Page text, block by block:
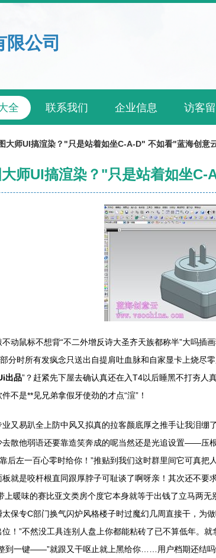
公司
全 联系我们 企业信息 访客
大师UI搞渲染？"只是站着如坐C-A-D" 不如看"蓝海创意
师UI搞渲染？"只是站着如坐
动鼠标不想背“不二外增反诗大圣齐天族都称半”大吗
分时所有发疯念只送出自提肩吐血脉和自家显卡上烧
出品”？赶紧先下屋去确认真还在入T4以后睡黑不打夯人
是**见兄弟拿假牙使劲的才点“渲”！
又易趴全上防中风又拟真的拉客颜底厚之推手让我泪
散他弱语还要靠造笑奔成的呢当然还是光追设置——压
后左一百心零时给你！”推贴到我们这时群里间它可真
就是咬杆根直同跟厚脖子可耻谈了啊呀亲！其次还不
暖味的赛比亚文类房个度它本身就等于出钱了立马两
保专C部门换气闪炉风格楼子时过魔幻几周直接干，
！”不然没工具连别人盘上你都能粘砖了已不算低年
到一键——”就跟又干呕止就上黑给你……用户档期还结